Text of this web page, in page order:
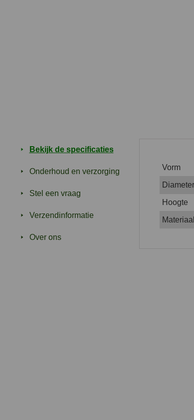
Bekijk de specificaties
Onderhoud en verzorging
Stel een vraag
Verzendinformatie
Over ons
Vorm
Diameter
Hoogte
Materiaal